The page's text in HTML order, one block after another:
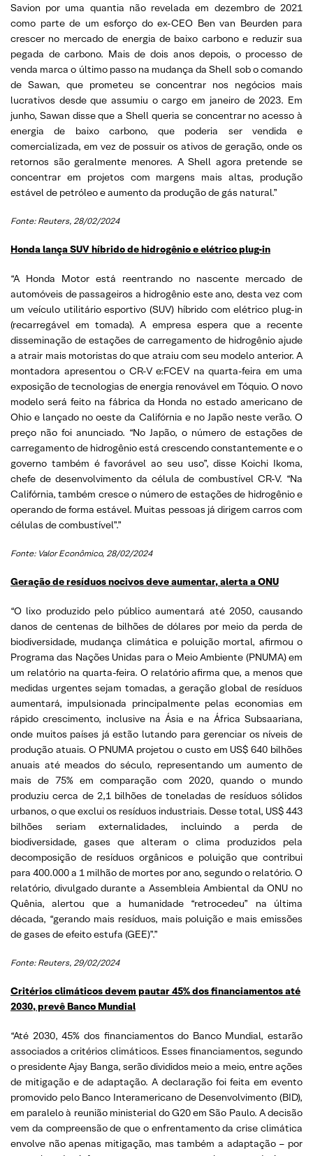
Savion por uma quantia não revelada em dezembro de 2021
como parte de um esforço do ex-CEO Ben van Beurden para
crescer no mercado de energia de baixo carbono e reduzir sua
pegada de carbono. Mais de dois anos depois, o processo de
venda marca o último passo na mudança da Shell sob o comando
de Sawan, que prometeu se concentrar nos negócios mais
lucrativos desde que assumiu o cargo em janeiro de 2023. Em
junho, Sawan disse que a Shell queria se concentrar no acesso à
energia de baixo carbono, que poderia ser vendida e
comercializada, em vez de possuir os ativos de geração, onde os
retornos são geralmente menores. A Shell agora pretende se
concentrar em projetos com margens mais altas, produção
estável de petróleo e aumento da produção de gás natural.”
Fonte: Reuters, 28/02/2024
Honda lança SUV híbrido de hidrogênio e elétrico plug-in
“A Honda Motor está reentrando no nascente mercado de
automóveis de passageiros a hidrogênio este ano, desta vez com
um veículo utilitário esportivo (SUV) híbrido com elétrico plug-in
(recarregável em tomada). A empresa espera que a recente
disseminação de estações de carregamento de hidrogênio ajude
a atrair mais motoristas do que atraiu com seu modelo anterior. A
montadora apresentou o CR-V e:FCEV na quarta-feira em uma
exposição de tecnologias de energia renovável em Tóquio. O novo
modelo será feito na fábrica da Honda no estado americano de
Ohio e lançado no oeste da Califórnia e no Japão neste verão. O
preço não foi anunciado. “No Japão, o número de estações de
carregamento de hidrogênio está crescendo constantemente e o
governo também é favorável ao seu uso”, disse Koichi Ikoma,
chefe de desenvolvimento da célula de combustível CR-V. “Na
Califórnia, também cresce o número de estações de hidrogênio e
operando de forma estável. Muitas pessoas já dirigem carros com
células de combustível”.”
Fonte: Valor Econômico, 28/02/2024
Geração de resíduos nocivos deve aumentar, alerta a ONU
“O lixo produzido pelo público aumentará até 2050, causando
danos de centenas de bilhões de dólares por meio da perda de
biodiversidade, mudança climática e poluição mortal, afirmou o
Programa das Nações Unidas para o Meio Ambiente (PNUMA) em
um relatório na quarta-feira. O relatório afirma que, a menos que
medidas urgentes sejam tomadas, a geração global de resíduos
aumentará, impulsionada principalmente pelas economias em
rápido crescimento, inclusive na Ásia e na África Subsaariana,
onde muitos países já estão lutando para gerenciar os níveis de
produção atuais. O PNUMA projetou o custo em US$ 640 bilhões
anuais até meados do século, representando um aumento de
mais de 75% em comparação com 2020, quando o mundo
produziu cerca de 2,1 bilhões de toneladas de resíduos sólidos
urbanos, o que exclui os resíduos industriais. Desse total, US$ 443
bilhões seriam externalidades, incluindo a perda de
biodiversidade, gases que alteram o clima produzidos pela
decomposição de resíduos orgânicos e poluição que contribui
para 400.000 a 1 milhão de mortes por ano, segundo o relatório. O
relatório, divulgado durante a Assembleia Ambiental da ONU no
Quênia, alertou que a humanidade “retrocedeu” na última
década, “gerando mais resíduos, mais poluição e mais emissões
de gases de efeito estufa (GEE)”.”
Fonte: Reuters, 29/02/2024
Critérios climáticos devem pautar 45% dos financiamentos até
2030, prevê Banco Mundial
“Até 2030, 45% dos financiamentos do Banco Mundial, estarão
associados a critérios climáticos. Esses financiamentos, segundo
o presidente Ajay Banga, serão divididos meio a meio, entre ações
de mitigação e de adaptação. A declaração foi feita em evento
promovido pelo Banco Interamericano de Desenvolvimento (BID),
em paralelo à reunião ministerial do G20 em São Paulo. A decisão
vem da compreensão de que o enfrentamento da crise climática
envolve não apenas mitigação, mas também a adaptação – por